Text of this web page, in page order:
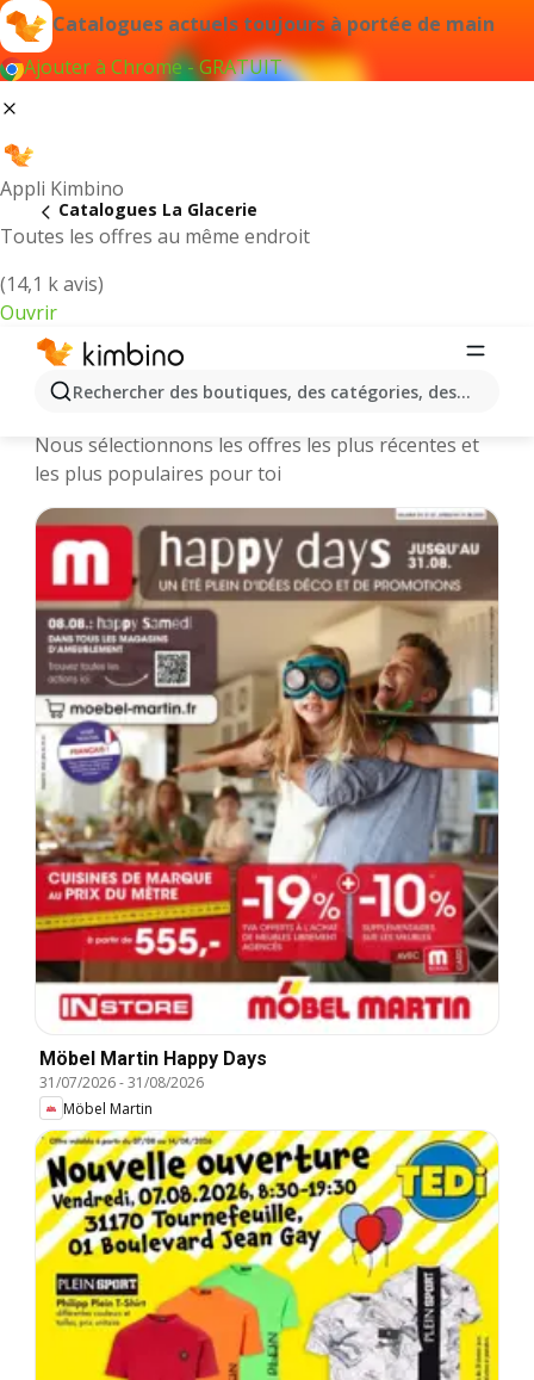
Catalogues actuels toujours à portée de main
Ajouter à Chrome - GRATUIT
Appli Kimbino
Toutes les offres au même endroit
(14,1 k avis)
Ouvrir
Rechercher des boutiques, des catégories, des
Catalogues La Glacerie
La Glacerie || Catalogues et
Nous sélectionnons les offres les plus récentes et
les plus populaires pour toi
Möbel Martin Happy Days
31/07/2026-31/08/2026
Möbel Martin